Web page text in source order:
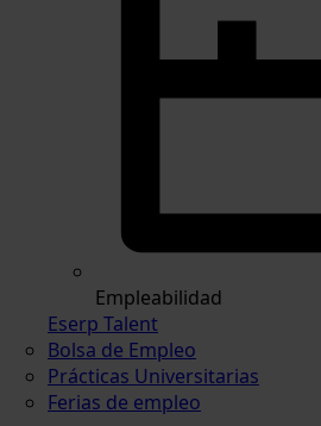
Empleabilidad
Eserp Talent
Bolsa de Empleo
Prácticas Universitarias
Ferias de empleo